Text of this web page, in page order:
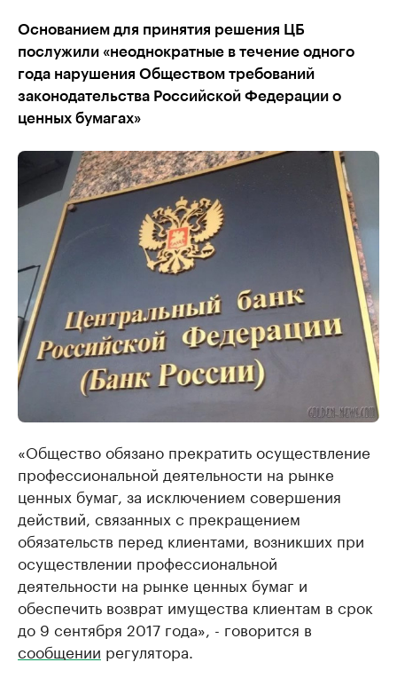
Основанием для принятия решения ЦБ
послужили «неоднократные в течение одного
года нарушения Обществом требований
законодательства Российской Федерации о
ценных бумагах»
«Общество обязано прекратить осуществление
профессиональной деятельности на рынке
ценных бумаг, за исключением совершения
действий, связанных с прекращением
обязательств перед клиентами, возникших при
осуществлении профессиональной
деятельности на рынке ценных бумаг и
обеспечить возврат имущества клиентам в срок
до 9 сентября 2017 года», - говорится в
сообщении регулятора.